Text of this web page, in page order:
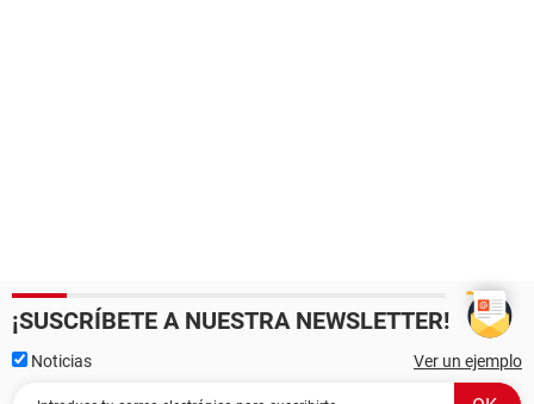
¡SUSCRÍBETE A NUESTRA NEWSLETTER!
Noticias Ver un ejemplo